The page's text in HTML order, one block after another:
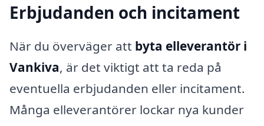
Erbjudanden och incitament
När du överväger att byta elleverantör i
Vankiva, är det viktigt att ta reda på
eventuella erbjudanden eller incitament.
Många elleverantörer lockar nya kunder